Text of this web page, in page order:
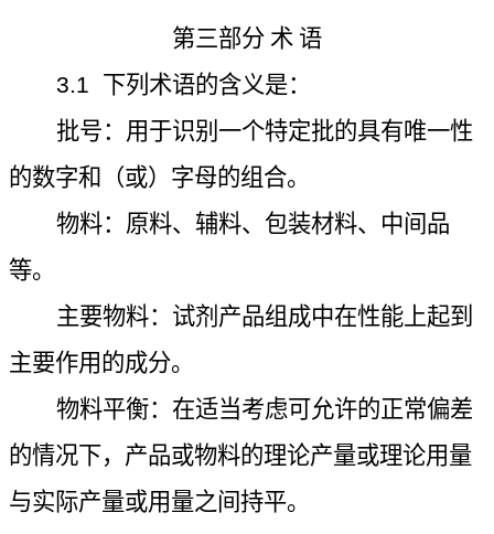
第三部分 术 语
3.1
下列术语的含义是：
批号：用于识别一个特定批的具有唯一性
的数字和（或）字母的组合。
物料：原料、辅料、包装材料、中间品
等。
主要物料：试剂产品组成中在性能上起到
主要作用的成分。
物料平衡：在适当考虑可允许的正常偏差
的情况下，产品或物料的理论产量或理论用量
与实际产量或用量之间持平。